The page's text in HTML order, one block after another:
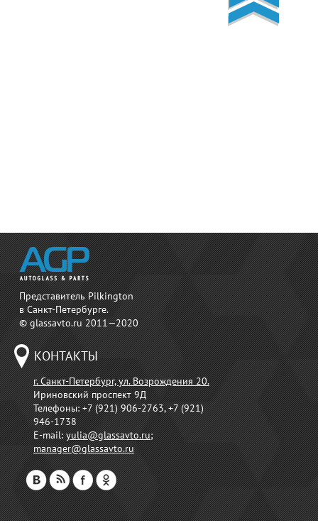
Представитель Pilkington
в Санкт-Петербурге.
© glassavto.ru 2011—2020
КОНТАКТЫ
г. Санкт-Петербург, ул. Возрождения 20.
Ириновский проспект 9Д
Телефоны:+7 (921) 906-2763, +7 (921)
946-1738
E-mail:yulia@glassavto.ru;
manager@glassavto.ru